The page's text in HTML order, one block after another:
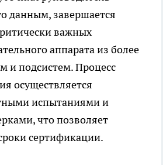
данным, завершается
важных
аппарата из более
и подсистем. Процесс
осуществляется
испытаниями и
что позволяет
сертификации.